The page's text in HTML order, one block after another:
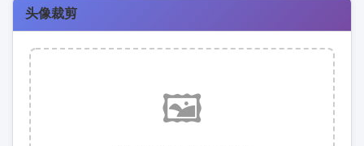
头像裁剪
🖼